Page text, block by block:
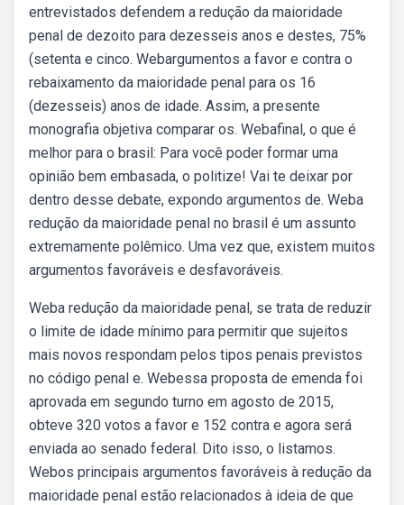
entrevistados defendem a redução da maioridade
penal de dezoito para dezesseis anos e destes, 75%
(setenta e cinco. Webargumentos a favor e contra o
rebaixamento da maioridade penal para os 16
(dezesseis) anos de idade. Assim, a presente
monografia objetiva comparar os. Webafinal, o que é
melhor para o brasil: Para você poder formar uma
opinião bem embasada, o politize! Vai te deixar por
dentro desse debate, expondo argumentos de. Weba
redução da maioridade penal no brasil é um assunto
extremamente polêmico. Uma vez que, existem muitos
argumentos favoráveis e desfavoráveis.
Weba redução da maioridade penal, se trata de reduzir
o limite de idade mínimo para permitir que sujeitos
mais novos respondam pelos tipos penais previstos
no código penal e. Webessa proposta de emenda foi
aprovada em segundo turno em agosto de 2015,
obteve 320 votos a favor e 152 contra e agora será
enviada ao senado federal. Dito isso, o listamos.
Webos principais argumentos favoráveis à redução da
maioridade penal estão relacionados à ideia de que